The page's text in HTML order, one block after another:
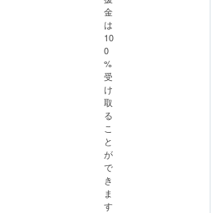
金
は
10
0
%
受
け
取
る
こ
と
が
で
き
ま
す